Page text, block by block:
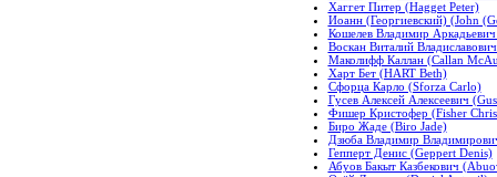
Хаггет Питер (Hagget Peter)
Иоанн (Георгиевский) (John
Кошелев Владимир
Воскан Виталий
Маколифф Каллан (Callan
Харт Бет (HART Beth)
Сфорца Карло (Sforza Carlo)
Гусев Алексей Алексеевич
Фишер Кристофер (Fisher
Биро Жаде (Biro Jade)
Дзюба Владимир
Гепперт Денис (Geppert Denis)
Абуов Бакыт Казбекович